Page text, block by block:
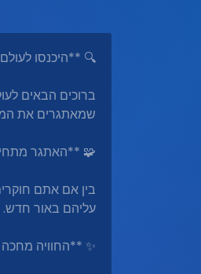
🔍 **היכנסו
ברוכים הבאים
שמאתגרים את
🧩 **האתגר
בין אם אתם
עליהם באור
✨ **החוויה